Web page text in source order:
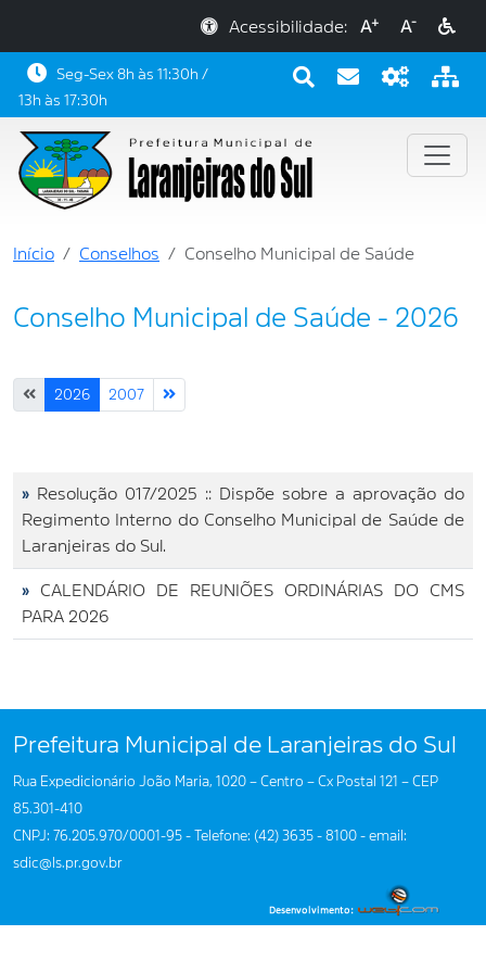
Acessibilidade: A+ A-
Seg-Sex 8h às 11:30h /
13h às 17:30h
Início Conselhos Conselho Municipal de Saúde
Conselho Municipal de Saúde - 2026
2026 2007
» Resolução 017/2025 :: Dispõe sobre a aprovação do
Regimento Interno do Conselho Municipal de Saúde de
Laranjeiras do Sul.
» CALENDÁRIO DE REUNIÕES ORDINÁRIAS DO CMS
PARA 2026
Prefeitura Municipal de Laranjeiras do Sul
Rua Expedicionário João Maria, 1020 – Centro – Cx Postal 121 – CEP
85.301-410
CNPJ: 76.205.970/0001-95 - Telefone: (42) 3635 - 8100 - email:
sdic@ls.pr.gov.br